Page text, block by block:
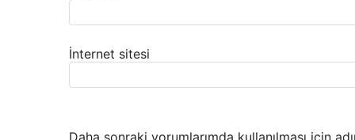
İnternet sitesi
Daha sonraki yorumlarımda kullanılması için